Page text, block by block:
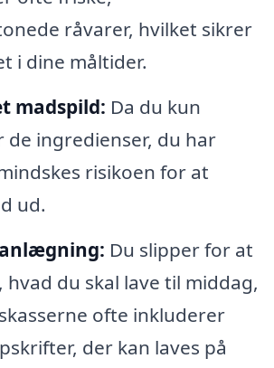
råvarer, hvilket sikrer
i dine måltider.
madspild: Da du kun
de ingredienser, du har
risikoen for at
ud.
Du slipper for at
du skal lave til middag,
ofte inkluderer
der kan laves på